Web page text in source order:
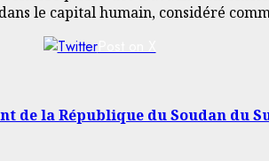
le capital humain, considéré
Post on X
de la République du Soudan du